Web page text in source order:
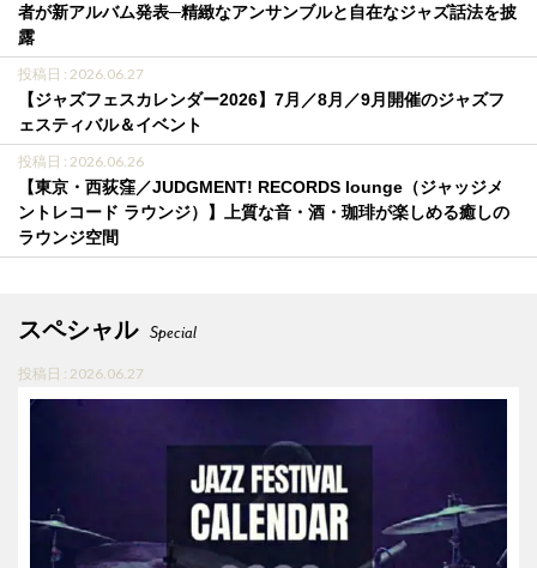
者が新アルバム発表─精緻なアンサンブルと自在なジャズ話法を披
露
投稿日 : 2026.06.27
【ジャズフェスカレンダー2026】7月／8月／9月開催のジャズフ
ェスティバル＆イベント
投稿日 : 2026.06.26
【東京・西荻窪／JUDGMENT! RECORDS lounge（ジャッジメ
ントレコード ラウンジ）】上質な音・酒・珈琲が楽しめる癒しの
ラウンジ空間
スペシャル Special
投稿日 : 2026.06.27